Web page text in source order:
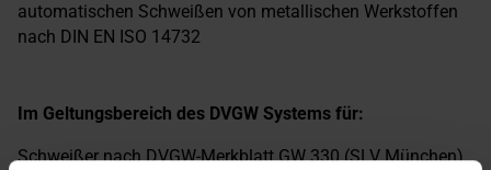
automatischen Schweißen von metallischen Werkstoffen
nach DIN EN ISO 14732
Im Geltungsbereich des DVGW Systems für:
Schweißer nach DVGW-Merkblatt GW 330 (SLV München)